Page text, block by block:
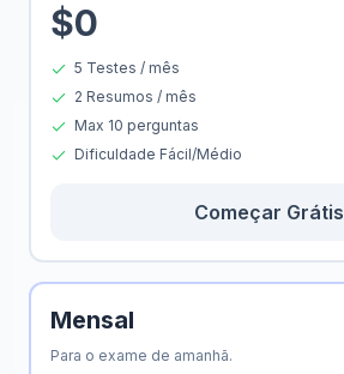
$0
5 Testes / mês
2 Resumos / mês
Max 10 perguntas
Dificuldade Fácil/Médio
Começar Grátis
Mensal
Para o exame de amanhã.